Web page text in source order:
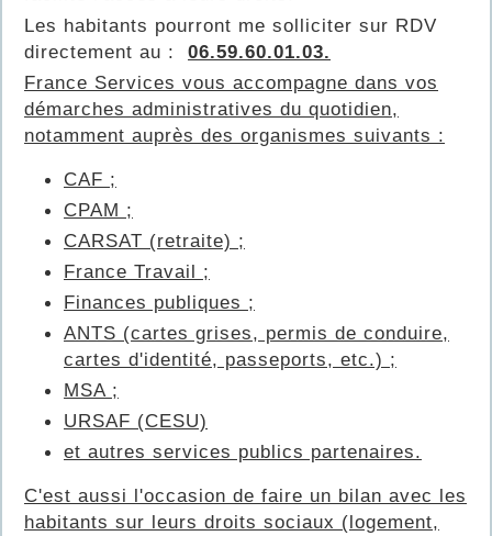
Les habitants pourront me solliciter sur RDV
directement au : 06.59.60.01.03.
France Services vous accompagne dans vos
démarches administratives du quotidien,
notamment auprès des organismes suivants :
CAF ;
CPAM ;
CARSAT (retraite) ;
France Travail ;
Finances publiques ;
ANTS (cartes grises, permis de conduire,
cartes d'identité, passeports, etc.) ;
MSA ;
URSAF (CESU)
et autres services publics partenaires.
C'est aussi l'occasion de faire un bilan avec les
habitants sur leurs droits sociaux (logement,